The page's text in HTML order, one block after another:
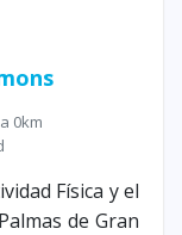
0km
Física y el
de Gran